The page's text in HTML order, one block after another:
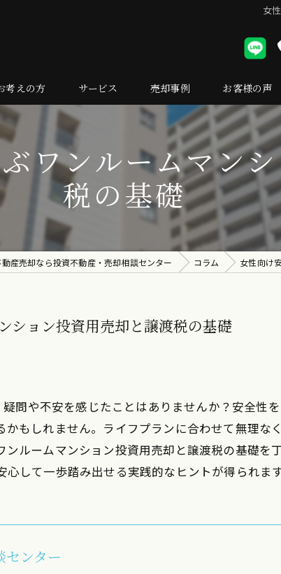
女
考えの方
問
サービス 売却事例 お客様の声
ワンルームマン
税の基礎
産売却なら投資不動産・売却相談センター コラム 女性向け
ション投資用売却と譲渡税の基礎
問や不安を感じたことはありませんか？安全性
もしれません。ライフプランに合わせて無理な
ルームマンション投資用売却と譲渡税の基礎を
して一歩踏み出せる実践的なヒントが得られま
センター